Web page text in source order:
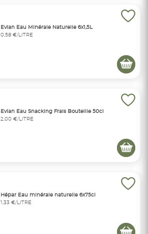
Evian Eau Minérale Naturelle 6x1,5L
0,58 €/LITRE
Evian Eau Snacking Frais Bouteille 50cl
2,00 €/LITRE
Hépar Eau minérale naturelle 6x75cl
1,33 €/LITRE